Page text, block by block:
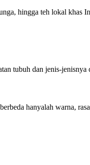
hingga teh lokal khas
tubuh dan jenis-jenisnya
hanyalah warna,